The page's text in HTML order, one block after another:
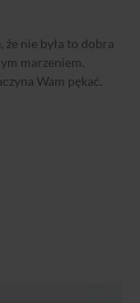
nie była to dobra
marzeniem.
Wam pękać.